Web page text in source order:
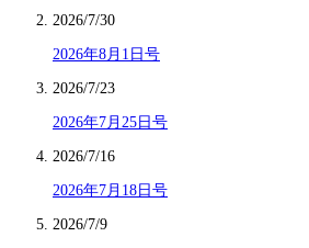
2026/7/30
2026年8月1日号
2026/7/23
2026年7月25日号
2026/7/16
2026年7月18日号
2026/7/9